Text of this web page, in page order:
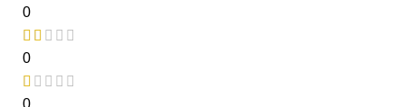
0
0